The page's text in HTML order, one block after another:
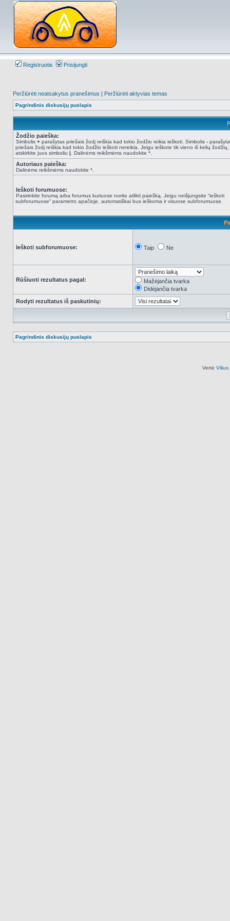
Registruotis Prisijungti
Peržiūrėti neatsakytus pranešimus | Peržiūrėti aktyvias temas
Pagrindinis diskusijų puslapis
Žodžio paieška:
Simbolis + parašytas priešais žodį reiškia kad tokio žodžio reikia ieškoti. Simbolis -
priešais žodį reiškia kad tokio žodžio ieškoti nereikia. Jeigu ieškote tik vieno iš kelių žodžių,
atskirkite juos simboliu | . Dalinėms reikšmėms naudokite *.
Autoriaus paieška:
Dalinėms reikšmėms naudokite *.
Ieškoti forumuose:
Pasirinkite forumą arba forumus kuriuose norite atlikti paiešką. Jeigu neišjungsite “ieškoti
subforumuose“ parametro apačioje, automatiškai bus ieškoma ir visuose subforumuose.
Ieškoti subforumuose: Taip Ne
Rūšiuoti rezultatus pagal:
Mažėjančia tvarka
Didėjančia tvarka
Rodyti rezultatus iš paskutinių:
Pagrindinis diskusijų puslapis
Vertė Vilius